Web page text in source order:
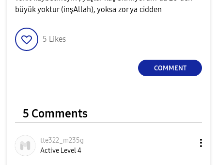
büyük yoktur (inşAllah), yoksa zor ya cidden
5 Likes
COMMENT
5 Comments
tte322_m235g
Active Level 4